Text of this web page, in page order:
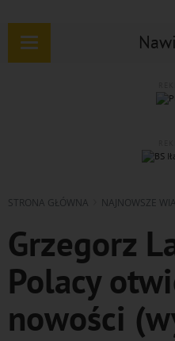
Rozwiń
STRONA GŁÓWNA NAJNOWSZE
Grzegorz
Polacy
nowości